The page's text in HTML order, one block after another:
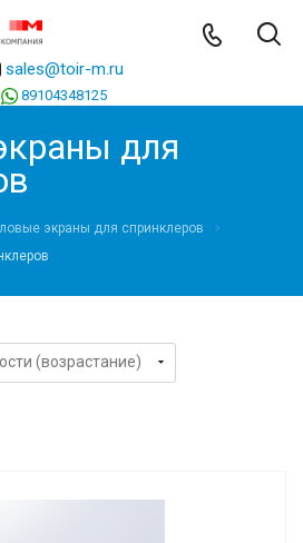
sales@toir-m.ru
89104348125
для
экраны для спринклеров